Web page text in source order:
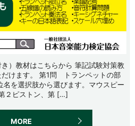
）教材はこちらから 筆記試験対策教
だけます。 第1問 トランペットの部
を選択肢から選びます。マウスピー
２ピストン、第 […]
MORE